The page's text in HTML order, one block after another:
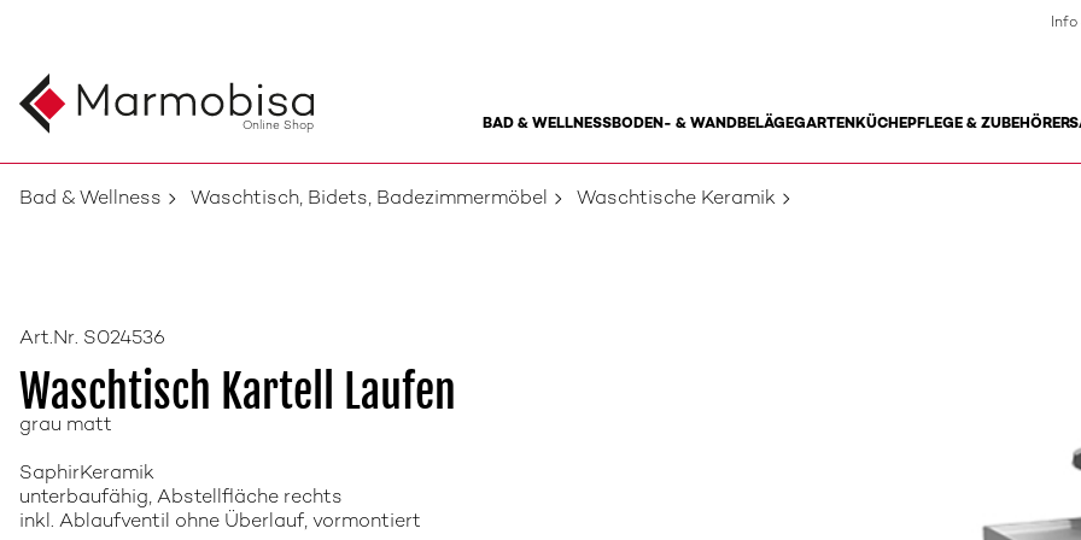
Online Shop BAD & WELLNESSBODEN- & WANDBELÄGEGARTENKÜCHEPFLEGE & ZUBEHÖR
Info
Bad & Wellness Waschtisch, Bidets, Badezimmermöbel Waschtische Keramik
Art.Nr. S024536
Waschtisch Kartell Laufen
grau matt
SaphirKeramik
unterbaufähig, Abstellfläche rechts
inkl. Ablaufventil ohne Überlauf, vormontiert